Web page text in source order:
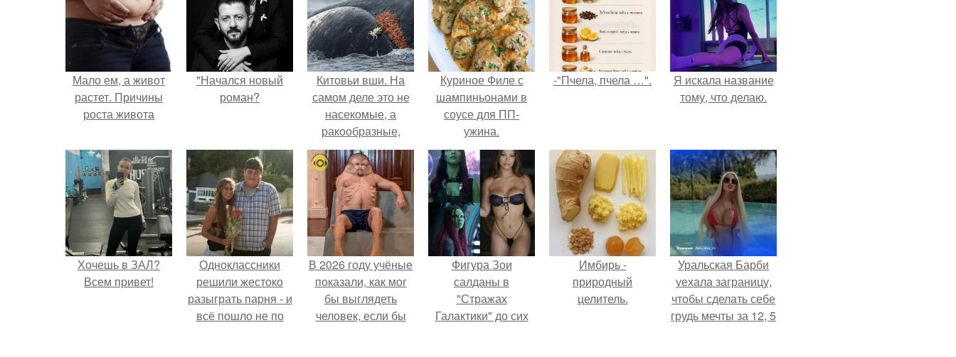
Мало ем, а живот
растет. Причины
роста живота
"Начался новый
роман?
Китовьи вши. На
самом деле это не
насекомые, а
ракообразные,
относящиеся к
бокоплавам.
Куриное Филе с
шампиньонами в
соусе для ПП-
ужина.
-"Пчела, пчела …".
Я искала название
тому, что делаю.
Хочешь в ЗАЛ?
Всем привет!
Одноклассники
решили жестоко
разыграть парня - и
всё пошло не по
В 2026 году учёные
показали, как мог
бы выглядеть
человек, если бы
Фигура Зои
салданы в
"Стражах
Галактики" до сих
Имбирь -
природный
целитель.
Уральская Барби
уехала заграницу,
чтобы сделать себе
грудь мечты за 12, 5